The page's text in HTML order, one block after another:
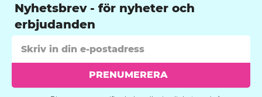
Nyhetsbrev
PRENUMERERA